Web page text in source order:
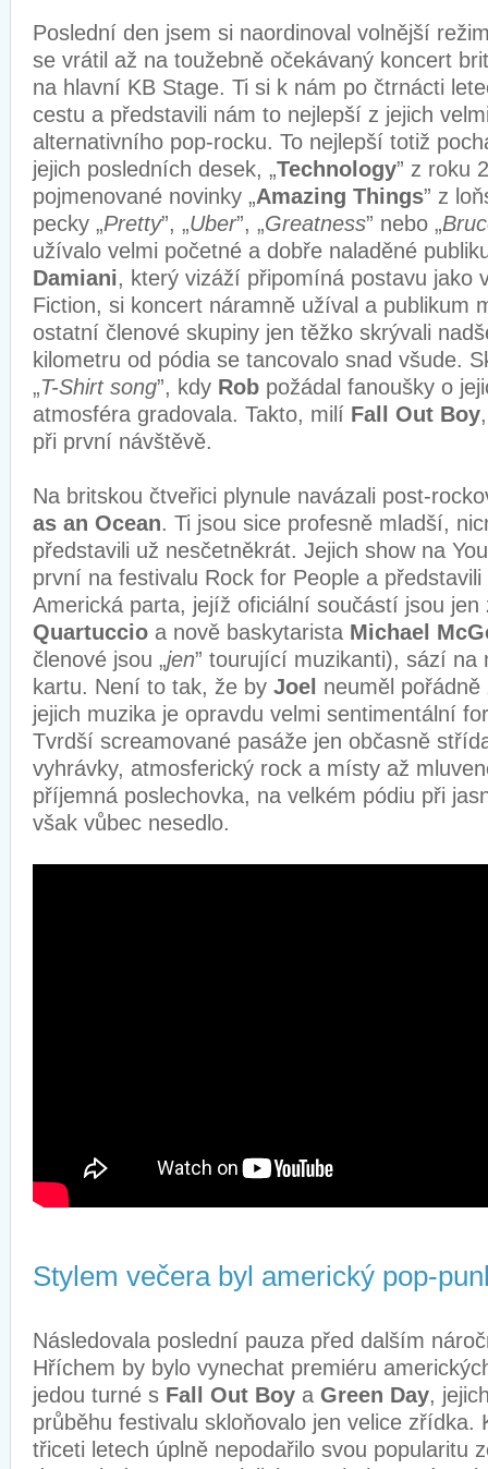
Poslední den jsem si naordinoval volnější
se vrátil až na toužebně očekávaný koncert
na hlavní KB Stage. Ti si k nám po čtrnácti
cestu a představili nám to nejlepší z jejich
alternativního pop-rocku. To nejlepší totiž
jejich posledních desek, „Technology” z roku
pojmenované novinky „Amazing Things” z
pecky „Pretty”, „Uber”, „Greatness” nebo „
užívalo velmi početné a dobře naladěné
Damiani, který vizáží připomíná postavu jako
Fiction, si koncert náramně užíval a publikum
ostatní členové skupiny jen těžko skrývali
kilometru od pódia se tancovalo snad všude.
„T-Shirt song”, kdy Rob požádal fanoušky o
atmosféra gradovala. Takto, milí Fall Out Boy
při první návštěvě.
Na britskou čtveřici plynule navázali post-
as an Ocean. Ti jsou sice profesně mladší,
představili už nesčetněkrát. Jejich show na
první na festivalu Rock for People a
Americká parta, jejíž oficiální součástí jsou
Quartuccio a nově baskytarista Michael
členové jsou „jen” tourující muzikanti), sází na
kartu. Není to tak, že by Joel neuměl
jejich muzika je opravdu velmi sentimentální
Tvrdší screamované pasáže jen občasně
vyhrávky, atmosferický rock a místy až
příjemná poslechovka, na velkém pódiu při
však vůbec nesedlo.
Stylem večera byl americký pop-
Následovala poslední pauza před dalším
Hříchem by bylo vynechat premiéru
jedou turné s Fall Out Boy a Green Day,
průběhu festivalu skloňovalo jen velice zřídka.
třiceti letech úplně nepodařilo svou popularitu